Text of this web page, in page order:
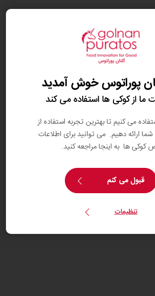
و بکینگ پودر: کدام یک
است؟
پوراتوس خوش آمدید
ما از کوکی ها استفاده می کند
می کنیم تا بهترین تجربه استفاده از
شما ارائه دهیم. می توانید برای اطلاعات
ها به اینجا مراجعه کنید.
قبول می کنم
تنظیمات